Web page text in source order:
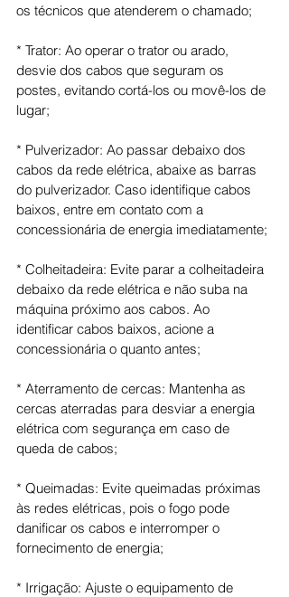
os técnicos que atenderem o chamado;
* Trator: Ao operar o trator ou arado,
desvie dos cabos que seguram os
postes, evitando cortá-los ou movê-los de
lugar;
* Pulverizador: Ao passar debaixo dos
cabos da rede elétrica, abaixe as barras
do pulverizador. Caso identifique cabos
baixos, entre em contato com a
concessionária de energia imediatamente;
* Colheitadeira: Evite parar a colheitadeira
debaixo da rede elétrica e não suba na
máquina próximo aos cabos. Ao
identificar cabos baixos, acione a
concessionária o quanto antes;
* Aterramento de cercas: Mantenha as
cercas aterradas para desviar a energia
elétrica com segurança em caso de
queda de cabos;
* Queimadas: Evite queimadas próximas
às redes elétricas, pois o fogo pode
danificar os cabos e interromper o
fornecimento de energia;
* Irrigação: Ajuste o equipamento de